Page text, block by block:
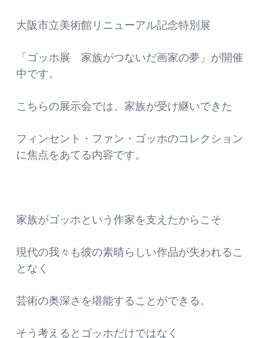
大阪市立美術館リニューアル記念特別展
「ゴッホ展 家族がつないだ画家の夢」が開催
中です。
こちらの展示会では、家族が受け継いできた
フィンセント・ファン・ゴッホのコレクション
に焦点をあてる内容です。
家族がゴッホという作家を支えたからこそ
現代の我々も彼の素晴らしい作品が失われるこ
となく
芸術の奥深さを堪能することができる。
そう考えるとゴッホだけではなく